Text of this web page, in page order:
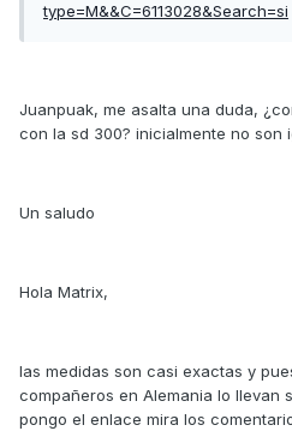
type=M&&C=6113028&Search=si
Juanpuak, me asalta una duda,
con la sd 300? inicialmente no son
Un saludo
Hola Matrix,
las medidas son casi exactas y
compañeros en Alemania lo llevan
pongo el enlace mira los